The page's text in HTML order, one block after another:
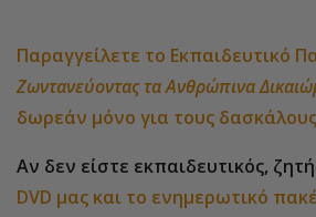
Παραγγείλετε το Εκπαιδευτικό
Ζωντανεύοντας τα Ανθρώπινα
δωρεάν μόνο για τους
Αν δεν είστε εκπαιδευτικός,
DVD μας και το ενημερωτικό